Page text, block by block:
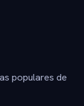
populares de